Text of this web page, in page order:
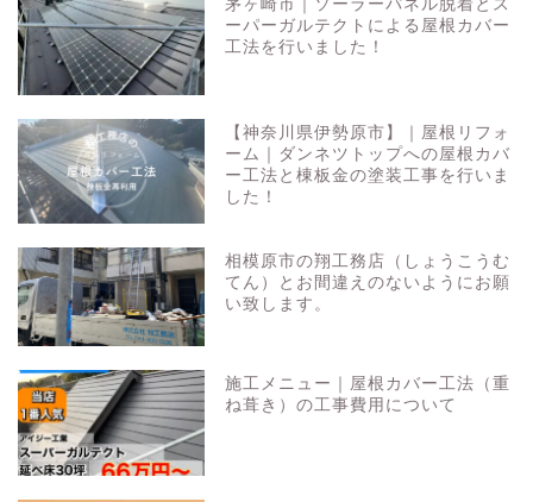
茅ヶ崎市｜ソーラーパネル脱着とス
ーパーガルテクトによる屋根カバー
工法を行いました！
【神奈川県伊勢原市】｜屋根リフォ
ーム｜ダンネツトップへの屋根カバ
ー工法と棟板金の塗装工事を行いま
した！
相模原市の翔工務店（しょうこうむ
てん）とお間違えのないようにお願
い致します。
施工メニュー｜屋根カバー工法（重
ね葺き）の工事費用について